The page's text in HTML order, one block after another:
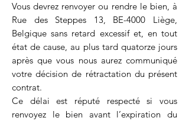
Vous devrez renvoyer ou rendre le bien, à
Rue des Steppes 13, BE-4000 Liège,
Belgique sans retard excessif et, en tout
état de cause, au plus tard quatorze jours
après que vous nous aurez communiqué
votre décision de rétractation du présent
contrat.
Ce délai est réputé respecté si vous
renvoyez le bien avant l’expiration du